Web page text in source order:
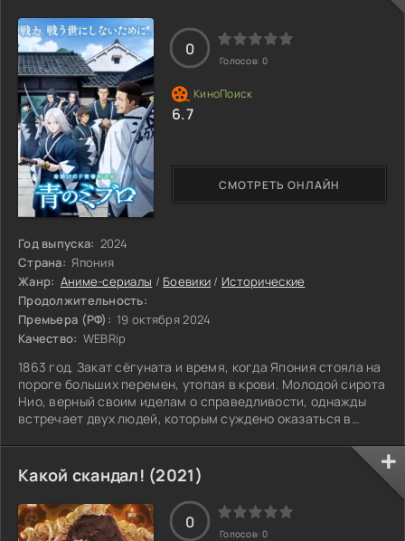
Год выпуска: 2024
Страна: Япония
Жанр: Аниме-сериалы / Боевики / Исторические
Продолжительность:
Премьера (РФ): 19 октября 2024
Качество: WEBRip
1863 год. Закат сёгуната и время, когда Япония стояла на
пороге больших перемен, утопая в крови. Молодой сирота
Нио, верный своим иделам о справедливости, однажды
встречает двух людей, которым суждено оказаться в
Содзи. Они были основателями группы бродячих
самураев Мибуро, которые в будущем станут Синсэнгуми.
Нио решает присоединиться к ним, но удастся ли ему
сохранить верность своим идеалам в эпоху переворотов
и предательств?
СМОТРЕТЬ ОНЛАЙН
0
Голосов: 0
6.7
Какой скандал! (2021)
0
Голосов: 0